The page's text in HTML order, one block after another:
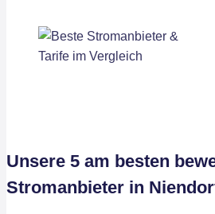
Unsere 5 am besten
Stromanbieter in